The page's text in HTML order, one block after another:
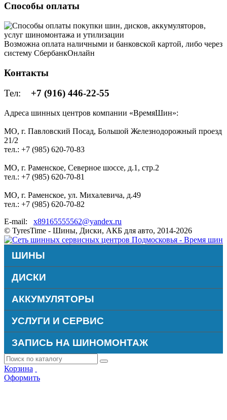
Способы оплаты
Возможна оплата наличными и банковской картой, либо через
систему СбербанкОнлайн
Контакты
Тел: +7 (916) 446-22-55
Адреса шинных центров компании «ВремяШин»:
МО, г. Павловский Посад, Большой Железнодорожный проезд
21/2
тел.: +7 (985) 620-70-83
МО, г. Раменское, Северное шоссе, д.1, стр.2
тел.: +7 (985) 620-70-81
МО, г. Раменское, ул. Михалевича, д.49
тел.: +7 (985) 620-70-82
E-mail: x89165555562@yandex.ru
© TyresTime - Шины, Диски, АКБ для авто, 2014-2026
ШИНЫ
ДИСКИ
АККУМУЛЯТОРЫ
УСЛУГИ И СЕРВИС
ЗАПИСЬ НА ШИНОМОНТАЖ
Корзина
Оформить